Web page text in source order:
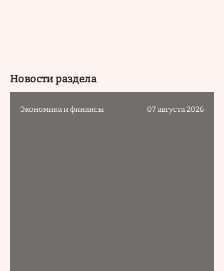
Новости раздела
Экономика и финансы 07 августа 2026